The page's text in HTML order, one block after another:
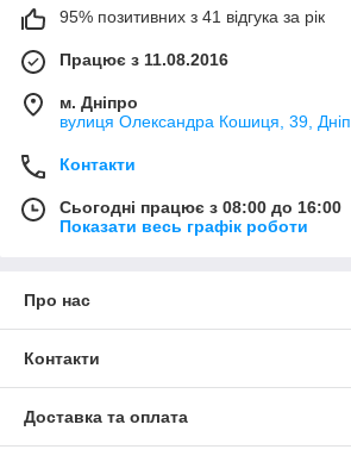
95% позитивних з 41 відгука за рік
Працює з 11.08.2016
м. Дніпро
вулиця Олександра Кошиця, 39,
Контакти
Сьогодні працює з 08:00 до 16:00
Показати весь графік роботи
Про нас
Контакти
Доставка та оплата